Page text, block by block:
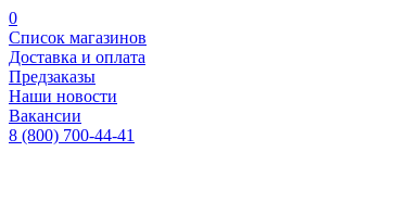
0
Список магазинов
Доставка и оплата
Предзаказы
Наши новости
Вакансии
8 (800) 700-44-41